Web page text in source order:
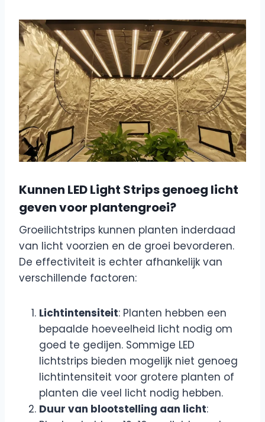
Kunnen LED Light Strips genoeg licht
geven voor plantengroei?
Groeilichtstrips kunnen planten inderdaad
van licht voorzien en de groei bevorderen.
De effectiviteit is echter afhankelijk van
verschillende factoren:
Lichtintensiteit: Planten hebben een
bepaalde hoeveelheid licht nodig om
goed te gedijen. Sommige LED
lichtstrips bieden mogelijk niet genoeg
lichtintensiteit voor grotere planten of
planten die veel licht nodig hebben.
Duur van blootstelling aan licht: